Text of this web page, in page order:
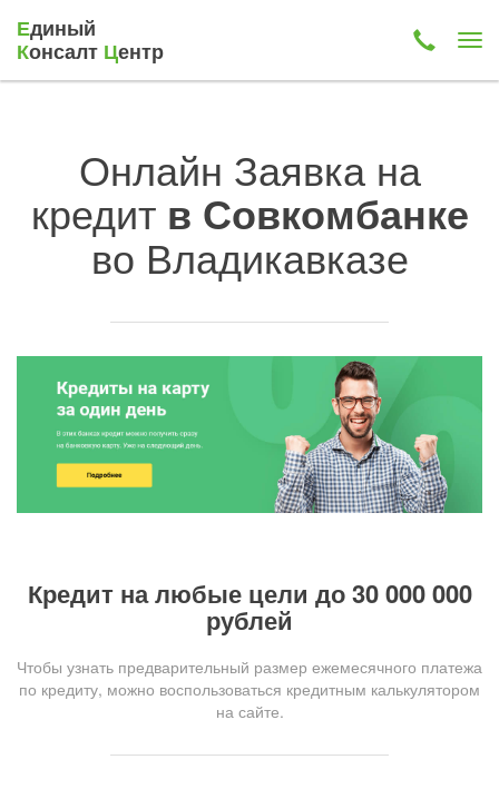
Единый
Консалт Центр
Онлайн Заявка на
кредит в Совкомбанке
во Владикавказе
Кредит на любые цели до 30 000 000
рублей
Чтобы узнать предварительный размер ежемесячного платежа
по кредиту, можно воспользоваться кредитным калькулятором
на сайте.